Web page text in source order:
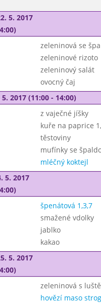
5. 2017
zeleninová se
zeleninové rizoto
zeleninový salát
ovocný čaj
2017 (11:00 - 14:00)
z vaječné jíšky
kuře na paprice
těstoviny
mufínky se
mléčný koktejl
5. 2017
špenátová 1,3,7
smažené vdolky
jablko
kakao
5. 2017
zeleninová s
hovězí maso